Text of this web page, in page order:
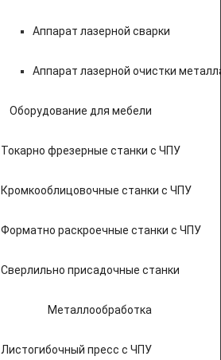
Аппарат лазерной сварки
Аппарат лазерной очистки
Оборудование для мебели
Токарно фрезерные станки с ЧПУ
Кромкооблицовочные станки с ЧПУ
Форматно раскроечные станки с ЧПУ
Сверлильно присадочные станки
Металлообработка
Листогибочный пресс с ЧПУ